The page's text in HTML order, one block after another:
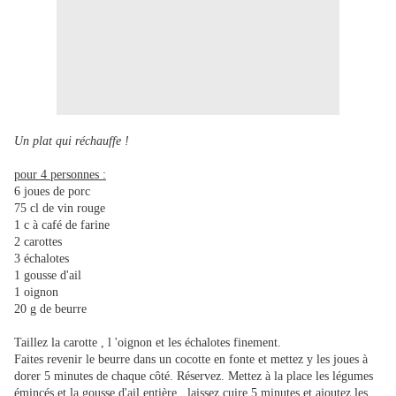
Un plat qui réchauffe !
pour 4 personnes :
6 joues de porc
75 cl de vin rouge
1 c à café de farine
2 carottes
3 échalotes
1 gousse d'ail
1 oignon
20 g de beurre
Taillez la carotte , l 'oignon et les échalotes finement.
Faites revenir le beurre dans un cocotte en fonte et mettez y les joues à
dorer 5 minutes de chaque côté. Réservez. Mettez à la place les légumes
émincés et la gousse d'ail entière , laissez cuire 5 minutes et ajoutez les